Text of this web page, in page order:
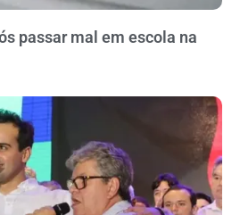
passar mal em escola na